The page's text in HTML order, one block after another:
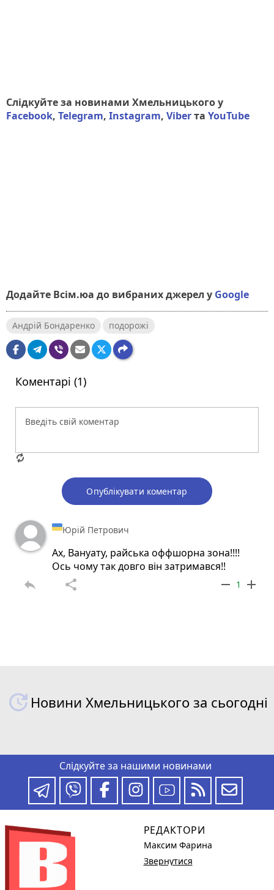
Слідкуйте за новинами Хмельницького у
Facebook, Telegram, Instagram, Viberта YouTube
Додайте Всім.юа до вибраних джерел у Google
Андрій Бондаренко подорожі
Коментарі (1)
Опублікувати коментар
Юрій Петрович
Ах, Вануату, райська оффшорна зона!!!!
Ось чому так довго він затримався!!
reply share remove 1 add
Новини Хмельницького за сьогодні
Слідкуйте за нашими новинами
РЕДАКТОРИ
Максим Фарина
Звернутися